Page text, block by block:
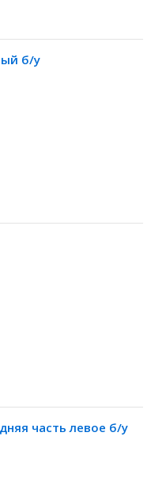
б/у
часть левое б/у